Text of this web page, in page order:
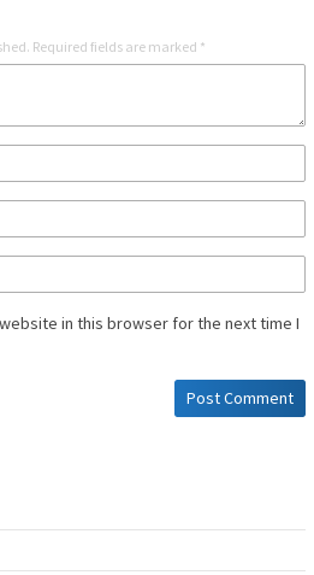
Required fields are marked *
in this browser for the next time I